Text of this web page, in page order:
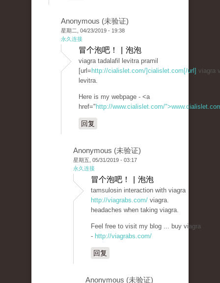
Anonymous (未验证)
星期二, 04/23/2019 - 19:38
永久连接
冒个泡吧！ | 泡泡
viagra tadalafil levitra pramil
[url= http://cialislet.com/]cialislet.com[/url] viagra
levitra.
Here is my webpage - <a
href=" http://www.cialislet.com/
回复
Anonymous (未验证)
星期五, 05/31/2019 - 03:17
永久连接
冒个泡吧！ | 泡泡
tamsulosin interaction with viagra
http://viagrabs.com/ viagra.
headaches when taking viagra.
Feel free to visit my blog ... buy viagra
- http://viagrabs.com/
回复
Anonymous (未验证)